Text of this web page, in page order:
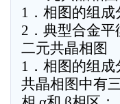
1．相图的组成
2．典型合金
二元共晶相图
1．相图的组成
共晶相图中有